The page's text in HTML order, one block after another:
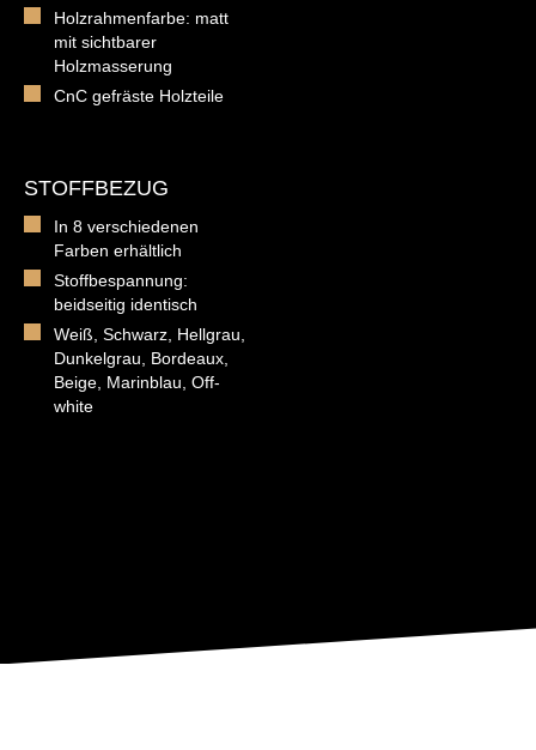
Holzrahmenfarbe: matt
mit sichtbarer
Holzmasserung
CnC gefräste Holzteile
STOFFBEZUG
In 8 verschiedenen
Farben erhältlich
Stoffbespannung:
beidseitig identisch
Weiß, Schwarz, Hellgrau,
Dunkelgrau, Bordeaux,
Beige, Marinblau, Off-
white